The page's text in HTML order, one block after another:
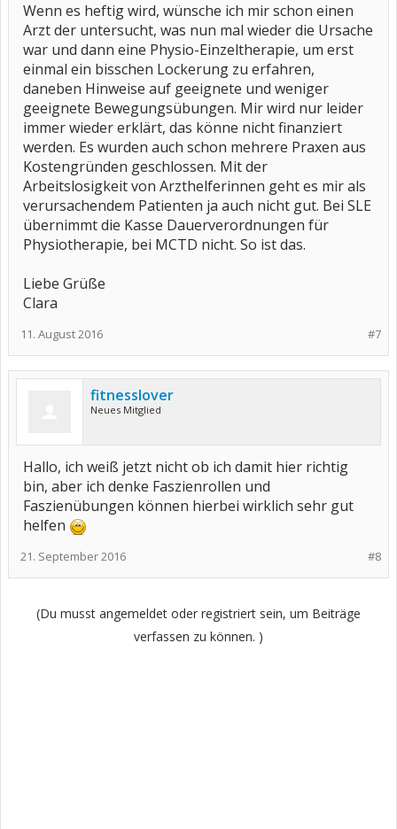
Wenn es heftig wird, wünsche ich mir schon einen
Arzt der untersucht, was nun mal wieder die Ursache
war und dann eine Physio-Einzeltherapie, um erst
einmal ein bisschen Lockerung zu erfahren,
daneben Hinweise auf geeignete und weniger
geeignete Bewegungsübungen. Mir wird nur leider
immer wieder erklärt, das könne nicht finanziert
werden. Es wurden auch schon mehrere Praxen aus
Kostengründen geschlossen. Mit der
Arbeitslosigkeit von Arzthelferinnen geht es mir als
verursachendem Patienten ja auch nicht gut. Bei SLE
übernimmt die Kasse Dauerverordnungen für
Physiotherapie, bei MCTD nicht. So ist das.
Liebe Grüße
Clara
#7
11. August 2016
fitnesslover
Neues Mitglied
Hallo, ich weiß jetzt nicht ob ich damit hier richtig
bin, aber ich denke Faszienrollen und
Faszienübungen können hierbei wirklich sehr gut
helfen
#8
21. September 2016
(Du musst angemeldet oder registriert sein, um Beiträge
verfassen zu können. )